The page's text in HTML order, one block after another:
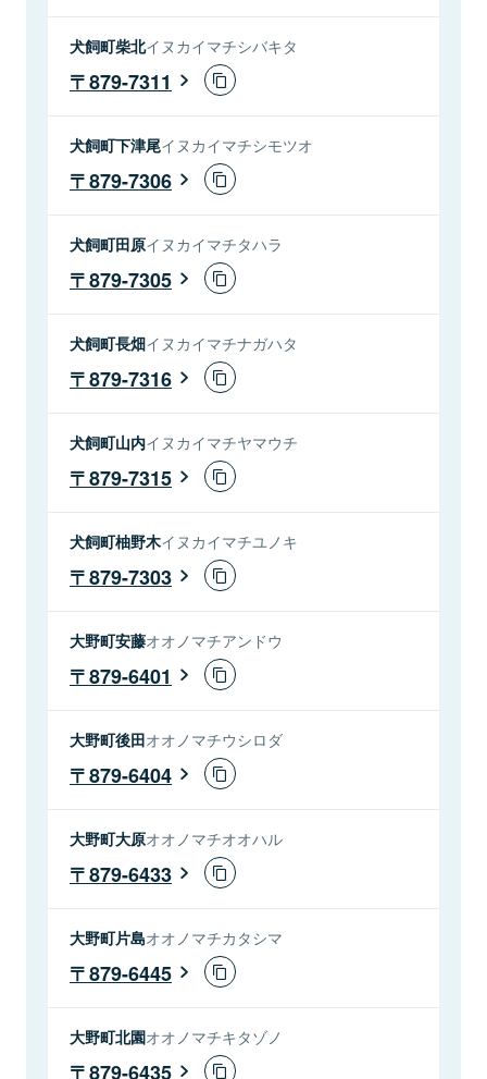
犬飼町柴北イヌカイマチシバキタ
879-7311
犬飼町下津尾イヌカイマチシモツオ
879-7306
犬飼町田原イヌカイマチタハラ
879-7305
犬飼町長畑イヌカイマチナガハタ
879-7316
犬飼町山内イヌカイマチヤマウチ
879-7315
犬飼町柚野木イヌカイマチユノキ
879-7303
大野町安藤オオノマチアンドウ
879-6401
大野町後田オオノマチウシロダ
879-6404
大野町大原オオノマチオオハル
879-6433
大野町片島オオノマチカタシマ
879-6445
大野町北園オオノマチキタゾノ
879-6435